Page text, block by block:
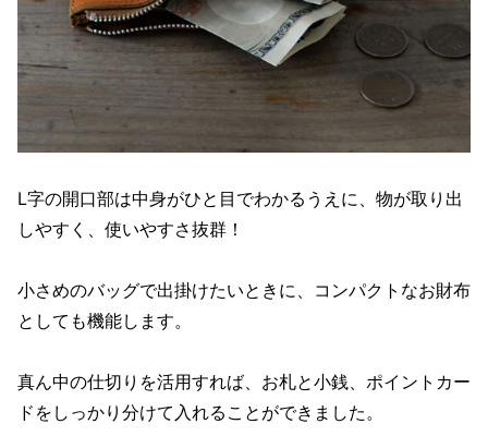
L字の開口部は中身がひと目でわかるうえに、物が取り出
しやすく、使いやすさ抜群！
小さめのバッグで出掛けたいときに、コンパクトなお財布
としても機能します。
真ん中の仕切りを活用すれば、お札と小銭、ポイントカー
ドをしっかり分けて入れることができました。